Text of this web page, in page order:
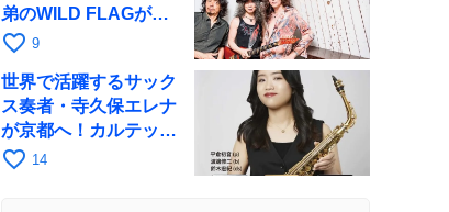
弟のWILD FLAGが8
月6日にRAGでライブ
favorite_border 9
世界で活躍するサック
ス奏者・寺久保エレナ
が京都へ！カルテッ
ト・ツアー京都公演を
favorite_border 14